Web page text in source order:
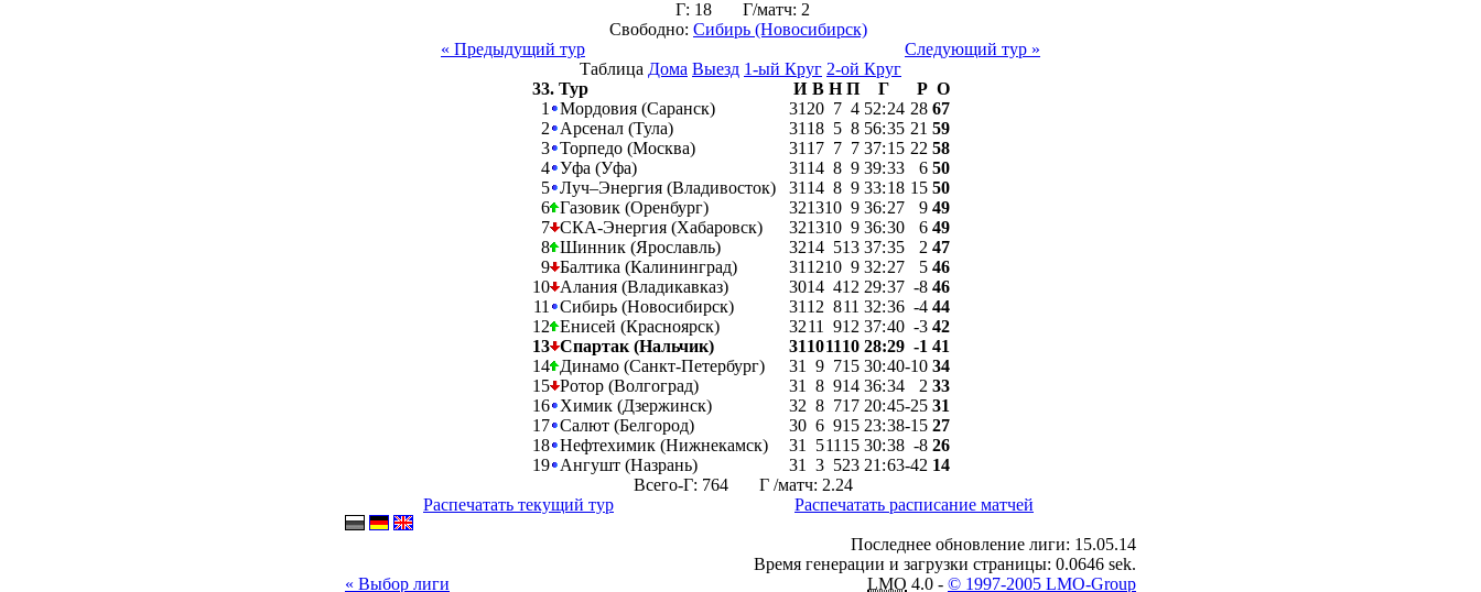
Г: 18 Г/матч: 2
Свободно: Сибирь (Новосибирск)
« Предыдущий тур
Следующий тур »
Таблица Дома Выезд 1-ый Круг 2-ой Круг
33. Тур
И В Н П Г Р О
1
Мордовия (Саранск) 31 20 7 4 52:24 28 67
2
Арсенал (Тула) 31 18 5 8 56:35 21 59
3 Торпедо (Москва) 31 17 7 7 37:15 22 58
4 Уфа (Уфа) 31 14 8 9 39:33 6 50
5 Луч–Энергия (Владивосток) 31 14 8 9 33:18 15 50
6 Газовик (Оренбург) 321310 9 36:27 9 49
7 СКА-Энергия (Хабаровск) 321310 9 36:30 6 49
8 Шинник (Ярославль) 3214 513 37:35 2 47
9 Балтика (Калининград) 31 1210 9 32:27 5 46
10 Алания (Владикавказ) 3014 412 29:37 -8 46
11
Сибирь (Новосибирск) 31 12 811 32:36 -4 44
12 Енисей (Красноярск) 3211 912 37:40 -3 42
13 Спартак (Нальчик) 31101110 28:29 -1 41
14 Динамо (Санкт-Петербург) 31 9 715 30:40-10 34
15 Ротор (Волгоград) 31 8 914 36:34 2 33
16
Химик (Дзержинск) 32 8 717 20:45-25 31
17 Салют (Белгород) 30 6 915 23:38-15 27
18 Нефтехимик (Нижнекамск) 31 511 15 30:38 -8 26
19
Ангушт (Назрань) 31 3 523 21 :63-42 14
Всего-Г: 764 Г /матч: 2.24
Распечатать текущий тур
Распечатать расписание матчей
« Выбор лиги
Последнее обновление лиги: 15.05.14
Время генерации и загрузки страницы: 0.0646 sek.
LMO 4.0 - © 1997-2005 LMO-Group